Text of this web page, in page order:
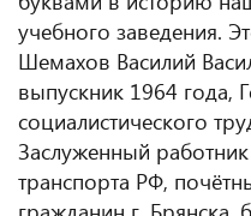
учебного заведения.
Шемахов Василий
выпускник 1964 года,
социалистического
Заслуженный работник
транспорта РФ,